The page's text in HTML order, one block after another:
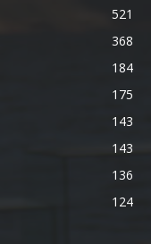
521
368
184
175
143
143
136
124